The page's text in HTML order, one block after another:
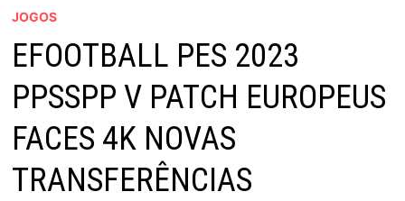
JOGOS
EFOOTBALL PES 2023
PPSSPP V PATCH EUROPEUS
FACES 4K NOVAS
TRANSFERÊNCIAS